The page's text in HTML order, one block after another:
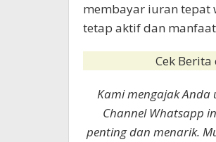
membayar iuran tepat
tetap aktif dan
Cek
Kami mengajak
Channel Whatsapp
penting dan menarik.